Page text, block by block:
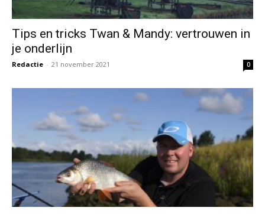
Tips en tricks Twan & Mandy: vertrouwen in
je onderlijn
Redactie - 21 november 2021 0